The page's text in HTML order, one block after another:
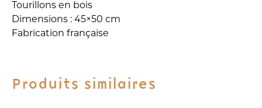
Tourillons en bois
Dimensions : 45×50 cm
Fabrication française
Produits similaires